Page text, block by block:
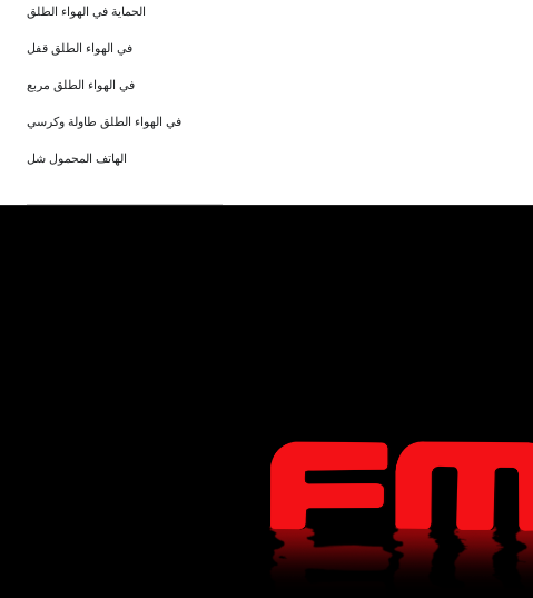
الحماية في الهواء الطلق
في الهواء الطلق قفل
في الهواء الطلق مربع
في الهواء الطلق طاولة وكرسي
الهاتف المحمول شل